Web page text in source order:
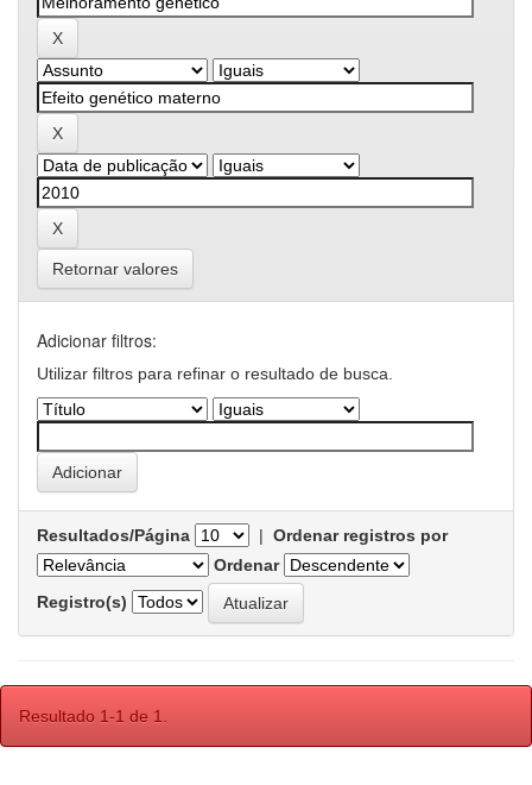
Retornar valores
Adicionar filtros:
Utilizar filtros para refinar o resultado de busca.
Resultados/Página | Ordenar registros por
Ordenar
Registro(s)
Resultado 1-1 de 1.